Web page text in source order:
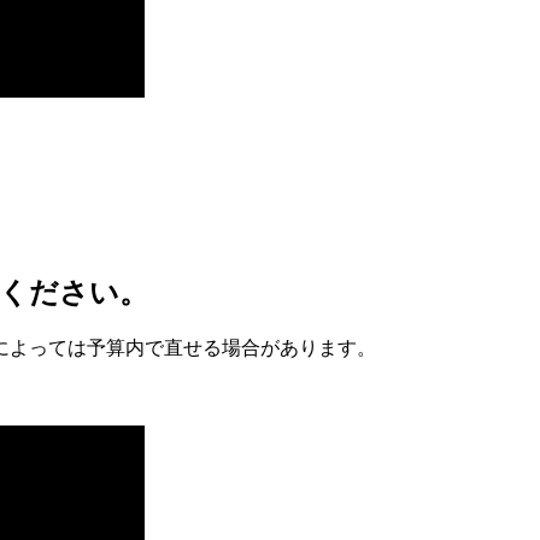
ださい。
っては予算内で直せる場合があります。